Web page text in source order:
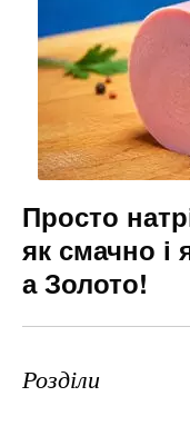
Просто
як смачно і
а Золото!
Розділи